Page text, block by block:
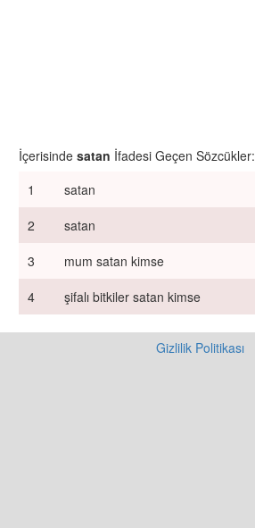
İçerisinde satan İfadesi Geçen Sözcükler:
1
satan
2
satan
3
mum satan kimse
4
şifalı bitkiler satan kimse
Gizlilik Politikası